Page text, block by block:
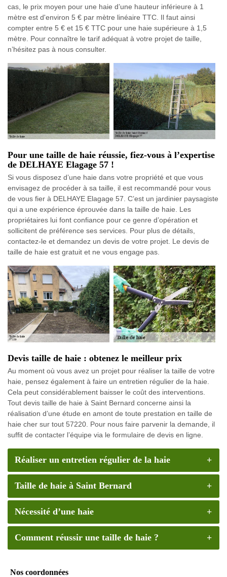
cas, le prix moyen pour une haie d’une hauteur inférieure à 1
mètre est d'environ 5 € par mètre linéaire TTC. Il faut ainsi
compter entre 5 € et 15 € TTC pour une haie supérieure à 1,5
mètre. Pour connaître le tarif adéquat à votre projet de taille,
n’hésitez pas à nous consulter.
Pour une taille de haie réussie, fiez-vous à l’expertise
de DELHAYE Elagage 57 !
Si vous disposez d’une haie dans votre propriété et que vous
envisagez de procéder à sa taille, il est recommandé pour vous
de vous fier à DELHAYE Elagage 57. C’est un jardinier paysagiste
qui a une expérience éprouvée dans la taille de haie. Les
propriétaires lui font confiance pour ce genre d’opération et
sollicitent de préférence ses services. Pour plus de détails,
contactez-le et demandez un devis de votre projet. Le devis de
taille de haie est gratuit et ne vous engage pas.
Devis taille de haie : obtenez le meilleur prix
Au moment où vous avez un projet pour réaliser la taille de votre
haie, pensez également à faire un entretien régulier de la haie.
Cela peut considérablement baisser le coût des interventions.
Tout devis taille de haie à Saint Bernard concerne ainsi la
réalisation d’une étude en amont de toute prestation en taille de
haie cher sur tout 57220. Pour nous faire parvenir la demande, il
suffit de contacter l’équipe via le formulaire de devis en ligne.
Réaliser un entretien régulier de la haie
Taille de haie à Saint Bernard
Nécessité d’une haie
Comment réussir une taille de haie ?
Nos coordonnées